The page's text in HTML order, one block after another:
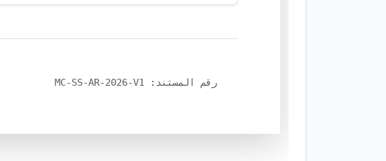
رقم المستند: MC-SS-AR-2026-V1